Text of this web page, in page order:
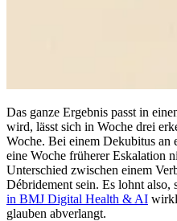
Das ganze Ergebnis passt in
wird, lässt sich in Woche drei
Woche. Bei einem Dekubitus an
eine Woche früherer Eskalation
Unterschied zwischen einem
Débridement sein. Es lohnt also,
in BMJ Digital Health & AI
glauben abverlangt.